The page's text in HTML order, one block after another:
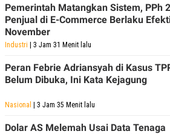
Pemerintah Matangkan Sistem, PPh
Penjual di E-Commerce Berlaku
November
Industri | 3 Jam 31 Menit lalu
Peran Febrie Adriansyah di Kasus
Belum Dibuka, Ini Kata Kejagung
Nasional | 3 Jam 35 Menit lalu
Dolar AS Melemah Usai Data Tenaga